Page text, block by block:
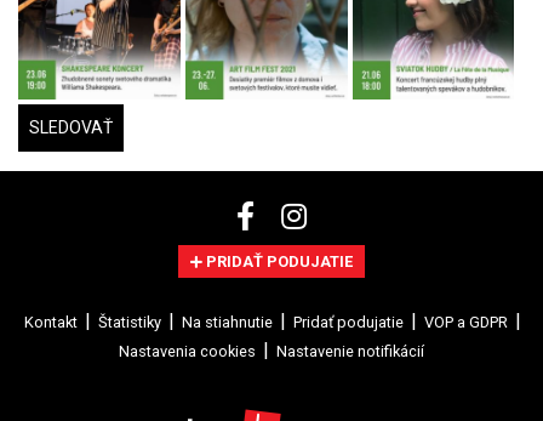
SLEDOVAŤ
PRIDAŤ PODUJATIE
Kontakt Štatistiky Na stiahnutie Pridať podujatie
VOP a GDPR
Nastavenia cookies
Nastavenie notifikácií